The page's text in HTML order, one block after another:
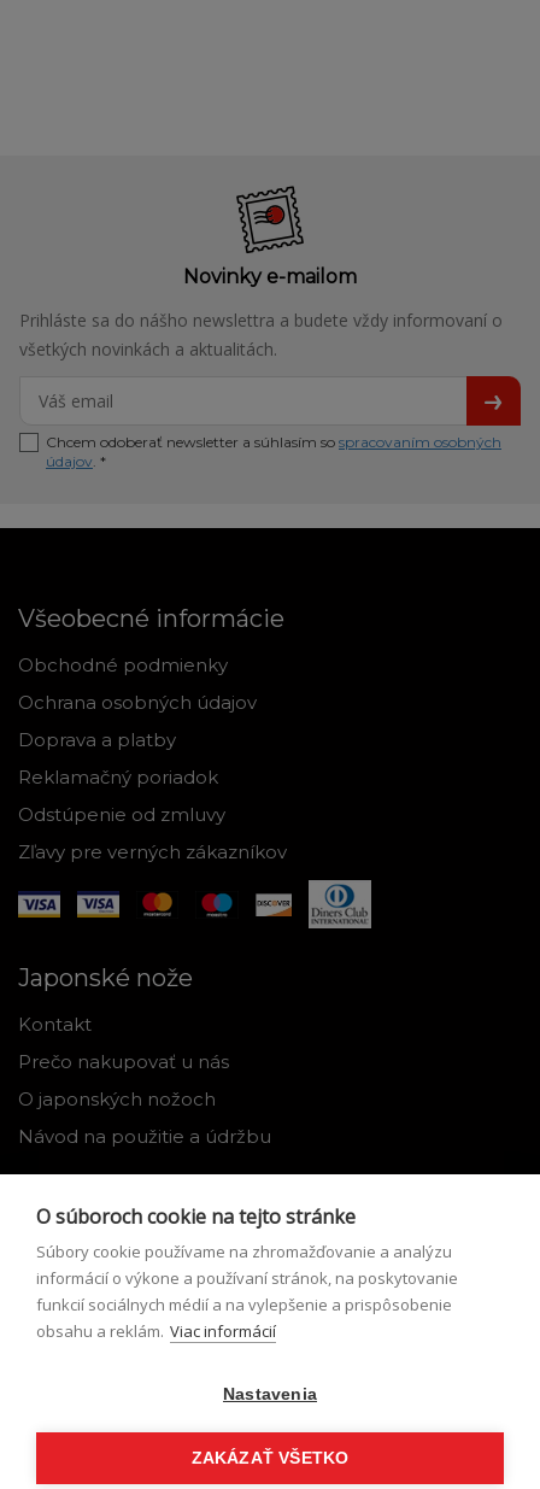
Novinky e-mailom
Prihláste sa do nášho newslettra a budete vždy informovaní o
všetkých novinkách a aktualitách.
Chcem odoberať newsletter a súhlasím so spracovaním osobných
údajov. *
Všeobecné informácie
Obchodné podmienky
Ochrana osobných údajov
Doprava a platby
Reklamačný poriadok
Odstúpenie od zmluvy
Zľavy pre verných zákazníkov
Japonské nože
Kontakt
Prečo nakupovať u nás
O japonských nožoch
Návod na použitie a údržbu
Môj profil
Zabudnuté heslo
Formulár pre odstúpenie od zmluvy
O súboroch cookie na tejto stránke
Súbory cookie používame na zhromažďovanie a analýzu
informácií o výkone a používaní stránok, na poskytovanie
funkcií sociálnych médií a na vylepšenie a prispôsobenie
obsahu a reklám. Viac informácií
Nastavenia
ZAKÁZAŤ VŠETKO